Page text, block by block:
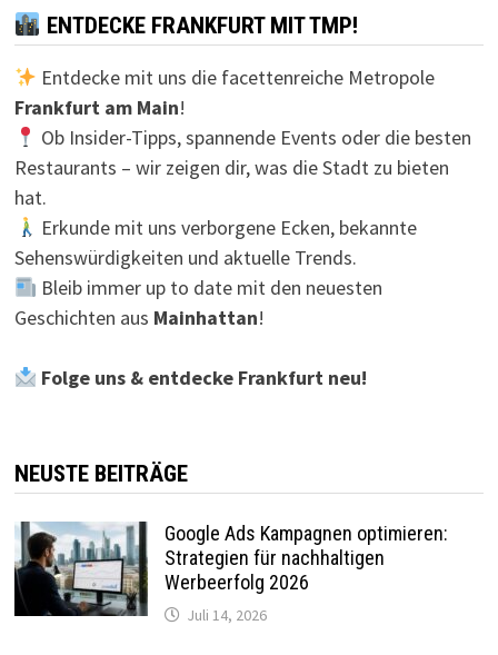
ENTDECKE FRANKFURT MIT TMP!
Entdecke mit uns die facettenreiche Metropole
Frankfurt am Main!
Ob Insider-Tipps, spannende Events oder die besten
Restaurants – wir zeigen dir, was die Stadt zu bieten
hat.
Erkunde mit uns verborgene Ecken, bekannte
Sehenswürdigkeiten und aktuelle Trends.
Bleib immer up to date mit den neuesten
Geschichten aus Mainhattan!
Folge uns & entdecke Frankfurt neu!
NEUSTE BEITRÄGE
Google Ads Kampagnen optimieren:
Strategien für nachhaltigen
Werbeerfolg 2026
Juli 14, 2026